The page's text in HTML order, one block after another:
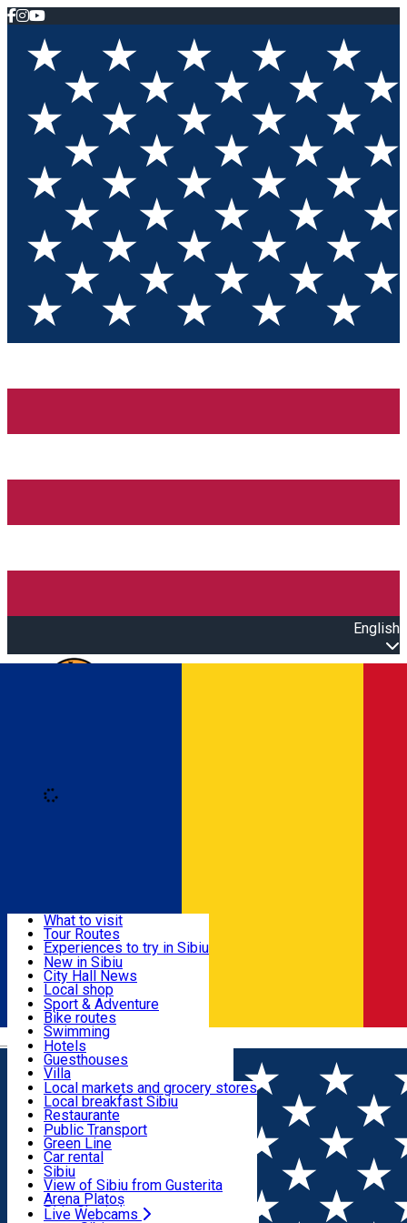
English
Română
Useful info
Activities & Adventure
Accommodation
Food, Drinks & Nightlife
Transport & Parking
Live Webcams
What to visit
Tour Routes
Experiences to try in Sibiu
Podcast
Culture
Museums
Churches
Parks, Zoo
County of Sibiu
New in Sibiu
City Hall News
Local shop
Sibiu artisans
Sibiul Verde
Public services
Education
How do I get to Sibiu
Tourist Info
Tour Guides
Guided tours
Publicații locale
Beauty salons
Sport & Adventure
Bike routes
Swimming
Riding
Indoor activities
Loc de joacă indoor
Loc de joacă outdoor
Ski
Ice skating
Yoga
Hotels
Guesthouses
Villa
Hostels
Motel
Camping
Renting rooms
Rooms for rent
Accommodation outside Sibiu
Local markets and grocery stores
Local breakfast Sibiu
Restaurante
Pizza
Fast Food
Coffee
Sweets
Pub, Bar
Night clubs
Bakeries
Public Transport
Green Line
Car rental
Rent a bike
Scooter rentals
Taxi
Ride Sharing
Sibiu
View of Sibiu from Gusterita
Arena Platoș
Live Webcams